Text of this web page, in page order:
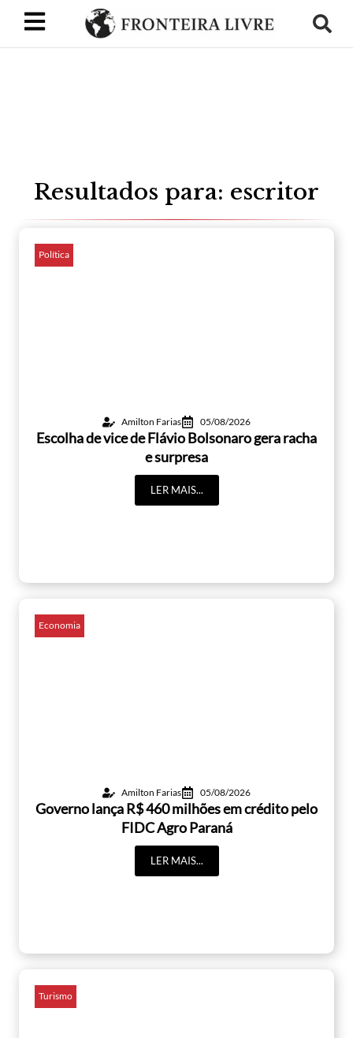
Resultados para: escritor
Política
Amilton Farias 05/08/2026
Escolha de vice de Flávio Bolsonaro gera racha
e surpresa
LER MAIS...
Economia
Amilton Farias 05/08/2026
Governo lança R$ 460 milhões em crédito pelo
FIDC Agro Paraná
LER MAIS...
Turismo